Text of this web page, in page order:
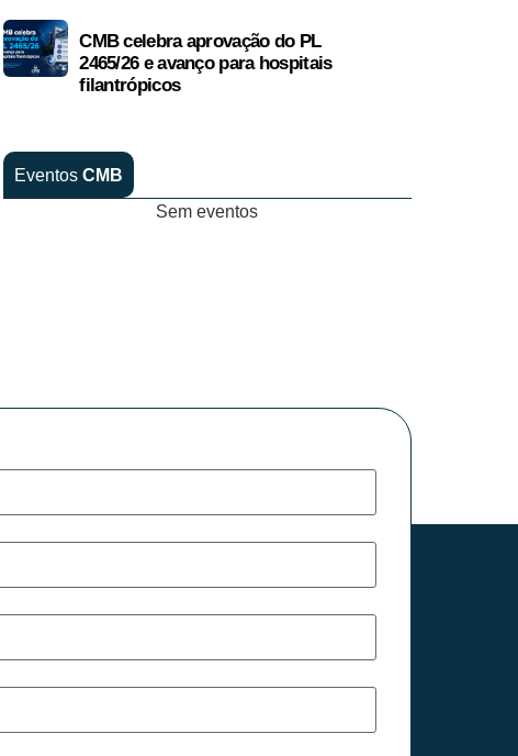
CMB celebra aprovação do PL
2465/26 e avanço para hospitais
filantrópicos
Eventos CMB
Sem eventos